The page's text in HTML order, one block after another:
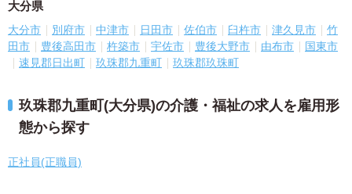
大分県
大分市 別府市 中津市 日田市 佐伯市 臼杵市 津久見市
竹
田市
豊後高田市 杵築市 宇佐市 豊後大野市 由布市
国東市
速見郡日出町
玖珠郡九重町 玖珠郡玖珠町
玖珠郡九重町(大分県)の介護・福祉の求人を雇用形
態から探す
正社員(正職員)